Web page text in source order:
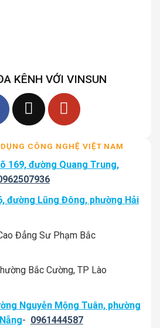
KÊNH VỚI VINSUN
CÔNG NGHỆ VIỆT NAM
169, đường Quang Trung,
đường Lũng Đông, phường Hải
Đẳng Sư Phạm Bắc
Bắc Cường, TP Lào
Nguyễn Mộng Tuân, phường
- 0961444587